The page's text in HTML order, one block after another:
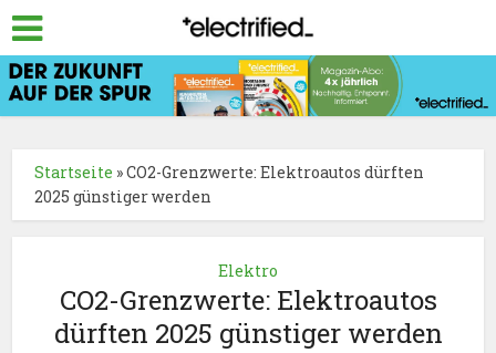
Startseite »CO2-Grenzwerte: Elektroautos dürften
2025 günstiger werden
Elektro
CO2-Grenzwerte: Elektroautos
dürften 2025 günstiger werden